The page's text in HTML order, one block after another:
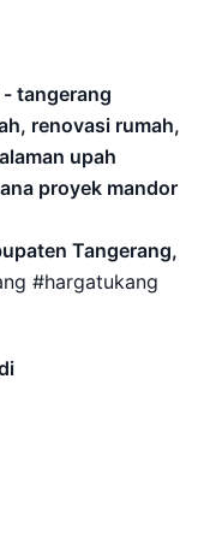
tangerang
renovasi rumah,
upah
proyek mandor
Tangerang,
#hargatukang